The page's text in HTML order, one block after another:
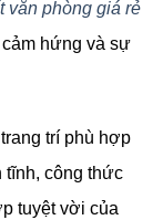
văn phòng giá rẻ
hứng và sự
trí phù hợp
tĩnh, công thức
tuyệt vời của